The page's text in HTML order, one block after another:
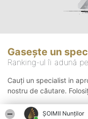
ȘOIMII Nunților
Gasește un
Ranking-ul îi adună
Cauți un specialist in
nostru de căutare.